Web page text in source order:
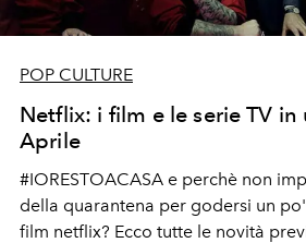
POP CULTURE
Netflix: i film e le serie TV in
Aprile
#IORESTOACASA e perchè non
della quarantena per godersi un
film netflix? Ecco tutte le novità